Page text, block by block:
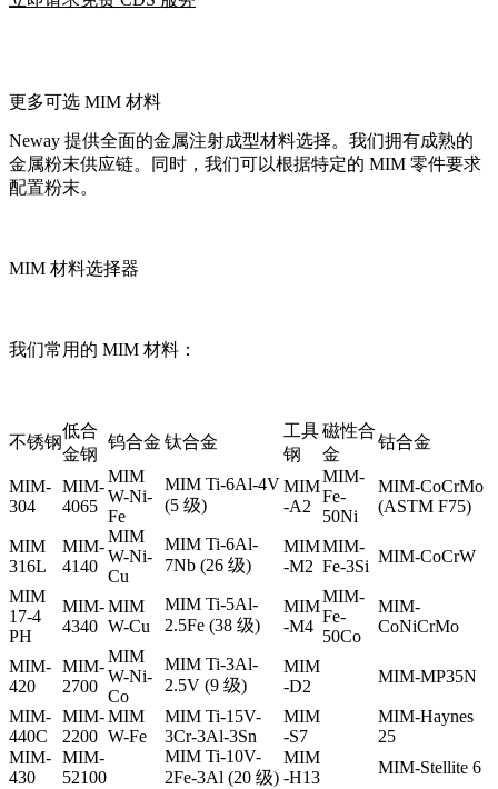
更多可选 MIM 材料
Neway 提供全面的金属注射成型材料选择。我们拥有成熟的
金属粉末供应链。同时，我们可以根据特定的 MIM 零件要求
配置粉末。
MIM 材料选择器
我们常用的 MIM 材料：
不锈钢
低合
金钢
钨合金 钛合金
工具
钢
磁性合
金
钴合金
MIM-
304
MIM-
4065
MIM
W-Ni-
Fe
MIM Ti-6Al-4V
(5 级)
MIM
-A2
MIM-
Fe-
50Ni
MIM-CoCrMo
(ASTM F75)
MIM
316L
MIM-
4140
MIM
W-Ni-
Cu
MIM Ti-6Al-
7Nb (26 级)
MIM
-M2
MIM-
Fe-3Si
MIM-CoCrW
MIM
17-4
PH
MIM-
4340
MIM
W-Cu
MIM Ti-5Al-
2.5Fe (38 级)
MIM
-M4
MIM-
Fe-
50Co
MIM-
CoNiCrMo
MIM-
420
MIM-
2700
MIM
W-Ni-
Co
MIM Ti-3Al-
2.5V (9 级)
MIM
-D2
MIM-MP35N
MIM-
440C
MIM-
2200
MIM
W-Fe
MIM Ti-15V-
3Cr-3Al-3Sn
MIM
-S7
MIM-Haynes
25
MIM-
430
MIM-
52100
MIM Ti-10V-
2Fe-3Al (20 级)
MIM
-H13
MIM-Stellite 6